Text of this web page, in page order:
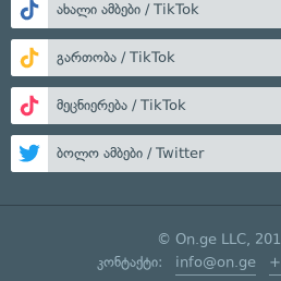
ახალი ამბები / TikTok
გართობა / TikTok
მეცნიერება / TikTok
ბოლო ამბები / Twitter
© On.ge LLC,
კონტაქტი: info@on.ge